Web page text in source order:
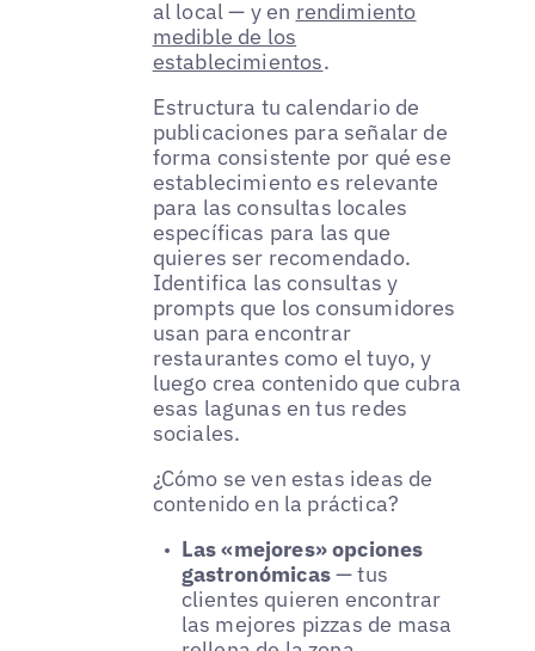
al local — y en rendimiento
medible de los
establecimientos.
Estructura tu calendario de
publicaciones para señalar de
forma consistente por qué ese
establecimiento es relevante
para las consultas locales
específicas para las que
quieres ser recomendado.
Identifica las consultas y
prompts que los consumidores
usan para encontrar
restaurantes como el tuyo, y
luego crea contenido que cubra
esas lagunas en tus redes
sociales.
¿Cómo se ven estas ideas de
contenido en la práctica?
Las «mejores» opciones
gastronómicas— tus
clientes quieren encontrar
las mejores pizzas de masa